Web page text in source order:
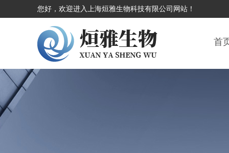
您好，欢迎进入上海烜雅生物科技有限公司网站！
首